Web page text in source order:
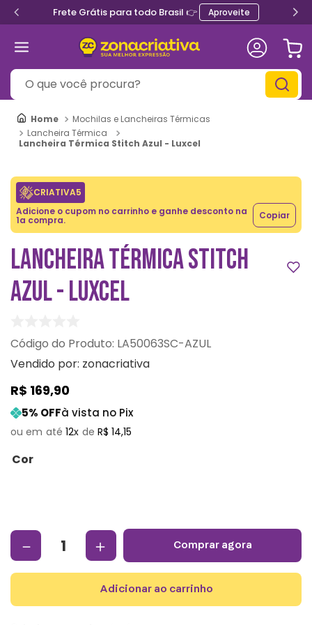
Frete Grátis para todo Brasil 👉 Aproveite
O que você procura?
Mochilas e Lancheiras Térmicas
Lancheira Térmica
Lancheira Térmica Stitch Azul - Luxcel
CRIATIVA5
Adicione o cupom no carrinho e ganhe desconto na
1a compra. Copiar
LANCHEIRA TÉRMICA STITCH
AZUL - LUXCEL
: LA50063SC-AZUL
Vendido por: zonacriativa
R$ 169,90
5% OFFà vista no Pix
12 R$ 14,15
Cor
＋
－ comprar agora
adicionar ao carrinho